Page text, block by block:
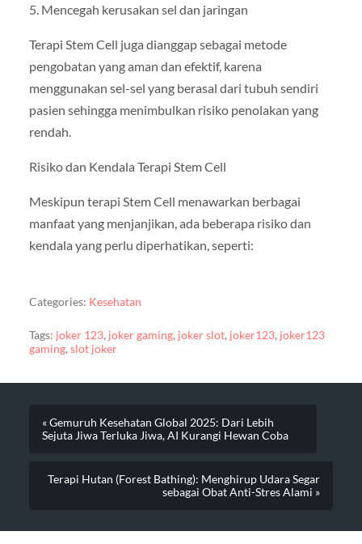
5. Mencegah kerusakan sel dan jaringan
Terapi Stem Cell juga dianggap sebagai metode
pengobatan yang aman dan efektif, karena
menggunakan sel-sel yang berasal dari tubuh sendiri
pasien sehingga menimbulkan risiko penolakan yang
rendah.
Risiko dan Kendala Terapi Stem Cell
Meskipun terapi Stem Cell menawarkan berbagai
manfaat yang menjanjikan, ada beberapa risiko dan
kendala yang perlu diperhatikan, seperti:
Categories: Kesehatan
Tags: joker 123, joker gaming, joker slot, joker123, joker123
gaming, slot joker
« Gemuruh Kesehatan Global 2025: Dari Lebih
Sejuta Jiwa Terluka Jiwa, AI Kurangi Hewan Coba
Terapi Hutan (Forest Bathing): Menghirup Udara Segar
sebagai Obat Anti-Stres Alami »